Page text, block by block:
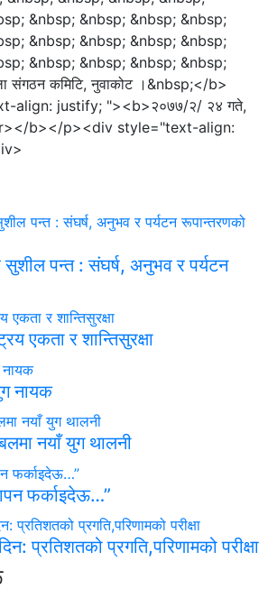
&nbsp; &nbsp; &nbsp; &nbsp;
&nbsp; &nbsp; &nbsp; &nbsp;
&nbsp; &nbsp; &nbsp; &nbsp;
संगठन कमिटि, नुवाकोट ।&nbsp;</b>
align: justify; "><b>२०७७/२/ २४ गते,
b></p><div style="text-align:
सुशील पन्त : संघर्ष, अनुभव र पर्यटन
एकता र शान्तिसुरक्षा
नायक
नयाँ युग थालनी
फर्काइदेऊ…”
प्रतिशतको प्रगति,परिणामको परीक्षा